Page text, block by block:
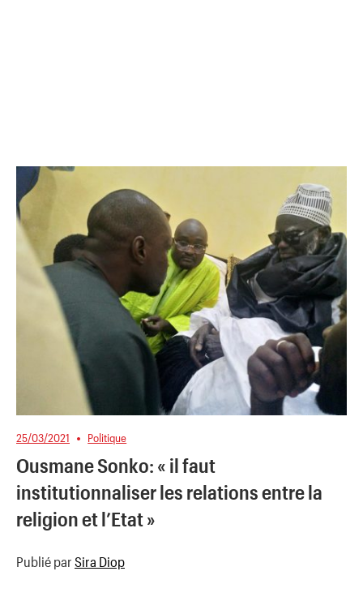
25/03/2021 Politique
Ousmane Sonko: « il faut
institutionnaliser les relations entre la
religion et l’Etat »
Publié par Sira Diop